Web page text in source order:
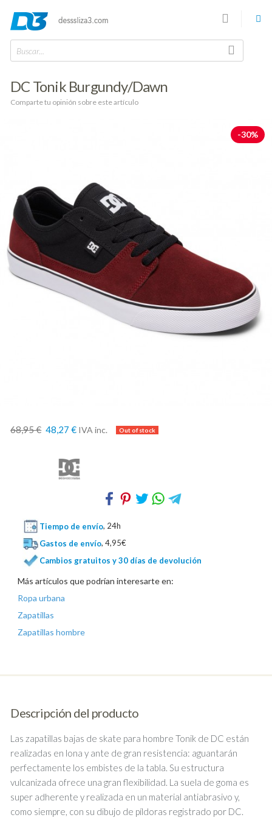
Buscar...
DC Tonik Burgundy/Dawn
Comparte tu opinión sobre este artículo
-30%
68,95 € 48,27 € IVA inc.
Tiempo de envío, 24h
Gastos de envío, 4,95€
Cambios gratuitos y 30 días de devolución
Más artículos que podrían interesarte en:
Ropa urbana
Zapatillas
Zapatillas hombre
Descripción del producto
Las zapatillas bajas de skate para hombre Tonik de DC están
realizadas en lona y ante de gran resistencia: aguantarán
perfectamente los embistes de la tabla. Su estructura
vulcanizada ofrece una gran flexibilidad. La suela de goma es
super adherente y realizada en un material antiabrasivo y,
como siempre, con su dibujo de píldoras registrado por DC.